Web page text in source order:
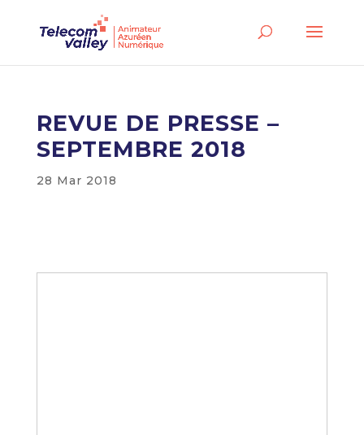
REVUE DE PRESSE –
SEPTEMBRE 2018
28 Mar 2018